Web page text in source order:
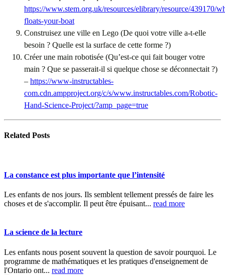
https://www.stem.org.uk/resources/elibrary/resource/439170/
floats-your-boat
Construisez une ville en Lego (De quoi votre ville a-t-elle
besoin ? Quelle est la surface de cette forme ?)
Créer une main robotisée (Qu’est-ce qui fait bouger votre
main ? Que se passerait-il si quelque chose se déconnectait ?)
– https://www-instructables-
com.cdn.ampproject.org/c/s/www.instructables.com/Robotic-
Hand-Science-Project/?amp_page=true
Related Posts
La constance est plus importante que l’intensité
Les enfants de nos jours. Ils semblent tellement pressés de faire les
choses et de s'accomplir. Il peut être épuisant... read more
La science de la lecture
Les enfants nous posent souvent la question de savoir pourquoi. Le
programme de mathématiques et les pratiques d'enseignement de
l'Ontario ont... read more